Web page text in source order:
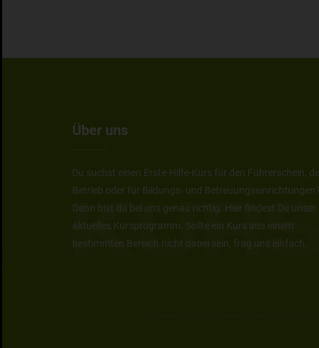
Über uns
Du suchst einen Erste-Hilfe-Kurs für den Führerschein,
Betrieb oder für Bildungs- und Betreuungseinrichtungen?
Dann bist du bei uns genau richtig. Hier findest Du unser
aktuelles Kursprogramm. Sollte ein Kurs aus einem
bestimmten Bereich nicht dabei sein, frag uns einfach.